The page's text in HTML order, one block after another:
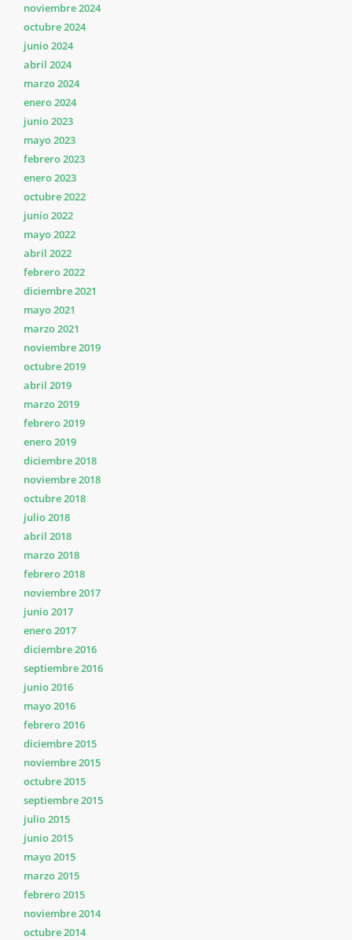
noviembre 2024
octubre 2024
junio 2024
abril 2024
marzo 2024
enero 2024
junio 2023
mayo 2023
febrero 2023
enero 2023
octubre 2022
junio 2022
mayo 2022
abril 2022
febrero 2022
diciembre 2021
mayo 2021
marzo 2021
noviembre 2019
octubre 2019
abril 2019
marzo 2019
febrero 2019
enero 2019
diciembre 2018
noviembre 2018
octubre 2018
julio 2018
abril 2018
marzo 2018
febrero 2018
noviembre 2017
junio 2017
enero 2017
diciembre 2016
septiembre 2016
junio 2016
mayo 2016
febrero 2016
diciembre 2015
noviembre 2015
octubre 2015
septiembre 2015
julio 2015
junio 2015
mayo 2015
marzo 2015
febrero 2015
noviembre 2014
octubre 2014